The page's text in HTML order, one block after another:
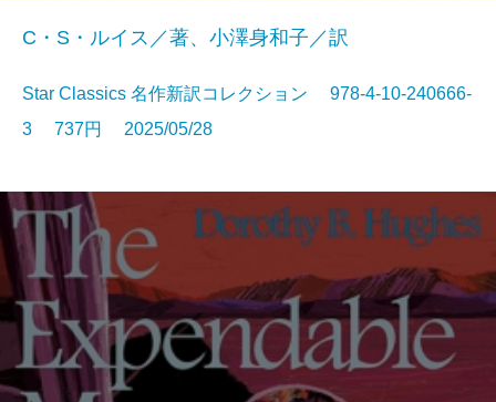
C・S・ルイス／著、小澤身和子／訳
Star Classics 名作新訳コレクション 978-4-10-240666-
3 737円 2025/05/28